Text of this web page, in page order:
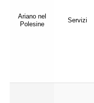
Ariano nel
Polesine
Servizi